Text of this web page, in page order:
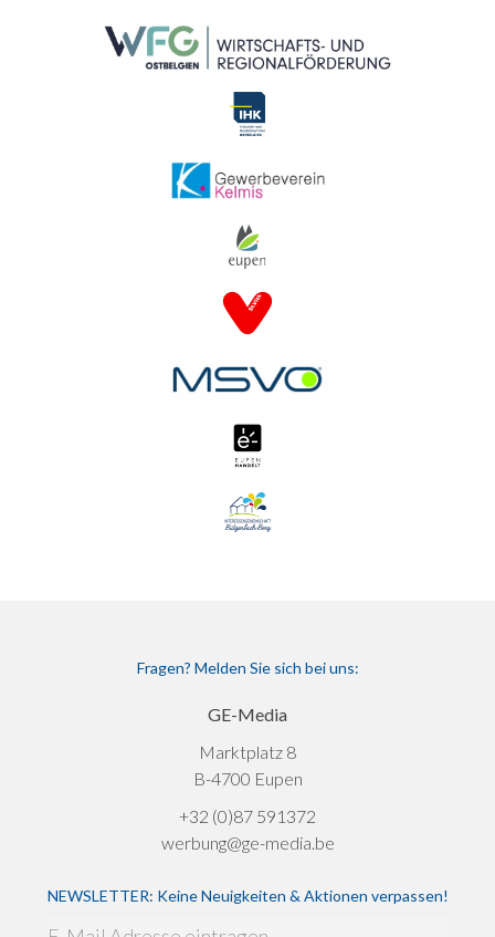
Fragen? Melden Sie sich bei uns:
GE-Media
Marktplatz 8
B-4700 Eupen
+32 (0)87 591372
werbung@ge-media.be
NEWSLETTER: Keine Neuigkeiten & Aktionen verpassen!